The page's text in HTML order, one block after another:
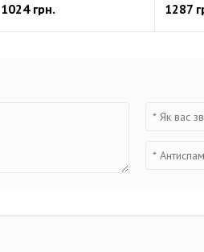
1024 грн. 1287